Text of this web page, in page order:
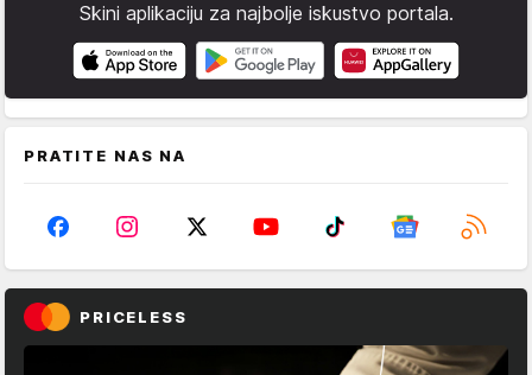
Skini aplikaciju za najbolje iskustvo portala.
PRATITE NAS NA
PRICELESS